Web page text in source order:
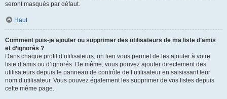
seront masqués par défaut.
Haut
Comment puis-je ajouter ou supprimer des utilisateurs de ma liste d’amis
et d’ignorés ?
Dans chaque profil d’utilisateurs, un lien vous permet de les ajouter à votre
liste d’amis ou d’ignorés. De même, vous pouvez ajouter directement des
utilisateurs depuis le panneau de contrôle de l’utilisateur en saisissant leur
nom d’utilisateur. Vous pouvez également les supprimer de vos listes depuis
cette même page.